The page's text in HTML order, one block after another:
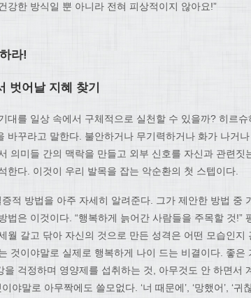
강한 방식일 뿐 아니라 전혀 피상적이지 않아요!”
라!
벗어날 지혜 찾기
대를 일상 속에서 구체적으로 실천할 수 있을까? 히르슈
바꾸라고 말한다. 불안하거나 무기력하거나 화가 나거
의미들 간의 맥락을 만들고 외부 신호를 자신과 관련짓
한다. 이것이 우리 발목을 잡는 악순환의 첫 스텝이다.
적 방법을 아주 자세히 알려준다. 그가 제안한 방법 중
법은 이것이다. “행복하게 늙어간 사람들을 주목할 것!”
월 갈고 닦아 자신의 것으로 만든 성격은 어떤 모습인지
것이야말로 실제로 행복하게 나이 드는 비결이다. 좋은
걱정하며 영양제를 섭취하는 것, 아무것도 안 하면서
야말로 아무짝에도 쓸모없다. ‘너 때문에’, ‘망했어’, ‘귀